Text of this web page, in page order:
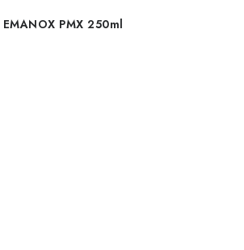
EMANOX PMX 250ml